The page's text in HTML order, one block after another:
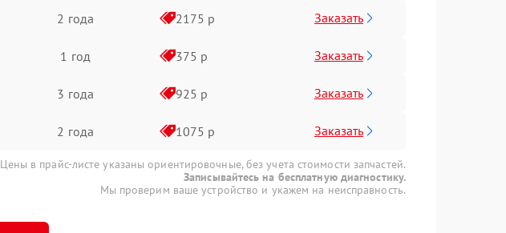
2 года 2175 р Заказать
1 год 375 р Заказать
3 года 925 р Заказать
2 года 1075 р Заказать
Цены в прайс-листе указаны ориентировочные, без учета стоимости запчастей.
Записывайтесь на бесплатную диагностику.
Мы проверим ваше устройство и укажем на неисправность.